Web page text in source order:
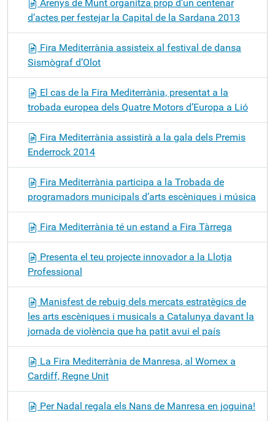
Arenys de Munt organitza prop d’un centenar
d’actes per festejar la Capital de la Sardana 2013
Fira Mediterrània assisteix al festival de dansa
Sismògraf d’Olot
El cas de la Fira Mediterrània, presentat a la
trobada europea dels Quatre Motors d’Europa a Lió
Fira Mediterrània assistirà a la gala dels Premis
Enderrock 2014
Fira Mediterrània participa a la Trobada de
programadors municipals d’arts escèniques i música
Fira Mediterrània té un estand a Fira Tàrrega
Presenta el teu projecte innovador a la Llotja
Professional
Manisfest de rebuig dels mercats estratègics de
les arts escèniques i musicals a Catalunya davant la
jornada de violència que ha patit avui el país
La Fira Mediterrània de Manresa, al Womex a
Cardiff, Regne Unit
Per Nadal regala els Nans de Manresa en joguina!